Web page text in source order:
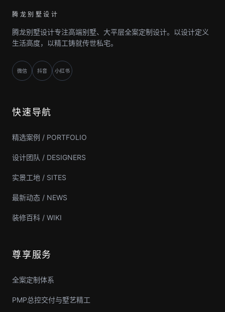
腾龙别墅设计
腾龙别墅设计专注高端别墅、大平层全案定制设计。以设计定义
生活高度，以精工铸就传世私宅。
微信 抖音 小红书
快速导航
精选案例 / PORTFOLIO
设计团队 / DESIGNERS
实景工地 / SITES
最新动态 / NEWS
装修百科 / WIKI
尊享服务
全案定制体系
PMP总控交付与墅艺精工